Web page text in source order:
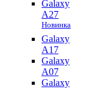
Galaxy
A27
Новинка
Galaxy
A17
Galaxy
A07
Galaxy